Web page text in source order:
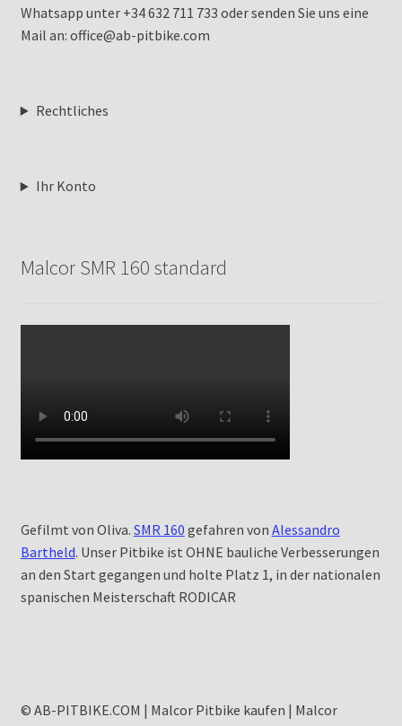
Whatsapp unter +34 632 711 733 oder senden Sie uns eine
Mail an: office@ab-pitbike.com
Rechtliches
Ihr Konto
Malcor SMR 160 standard
Gefilmt von Oliva. SMR 160 gefahren von Alessandro
Bartheld. Unser Pitbike ist OHNE bauliche Verbesserungen
an den Start gegangen und holte Platz 1, in der nationalen
spanischen Meisterschaft RODICAR
© AB-PITBIKE.COM | Malcor Pitbike kaufen | Malcor